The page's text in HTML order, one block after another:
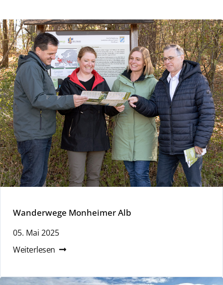
Wanderwege Monheimer Alb
05. Mai 2025
Weiterlesen